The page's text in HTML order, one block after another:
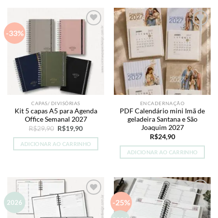
-33%
CAPAS/ DIVISÓRIAS
Kit 5 capas A5 para Agenda
Office Semanal 2027
R$29,90 O
preço
original
era:
R$19,90O
atual
é:
ADICIONAR AO CARRINHO
Add to
wishlist
ENCADERNAÇÃO
PDF Calendário mini Imã de
geladeira Santana e São
Joaquim 2027
R$24,90
ADICIONAR AO CARRINHO
2026
Add to
wishlist
-25%
Add to
wishlist